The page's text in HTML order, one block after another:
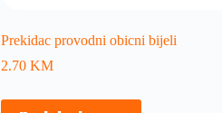
Prekidac provodni obicni bijeli
2.70KM